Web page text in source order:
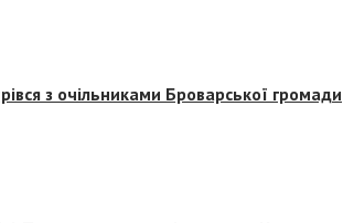
з очільниками Броварської громади